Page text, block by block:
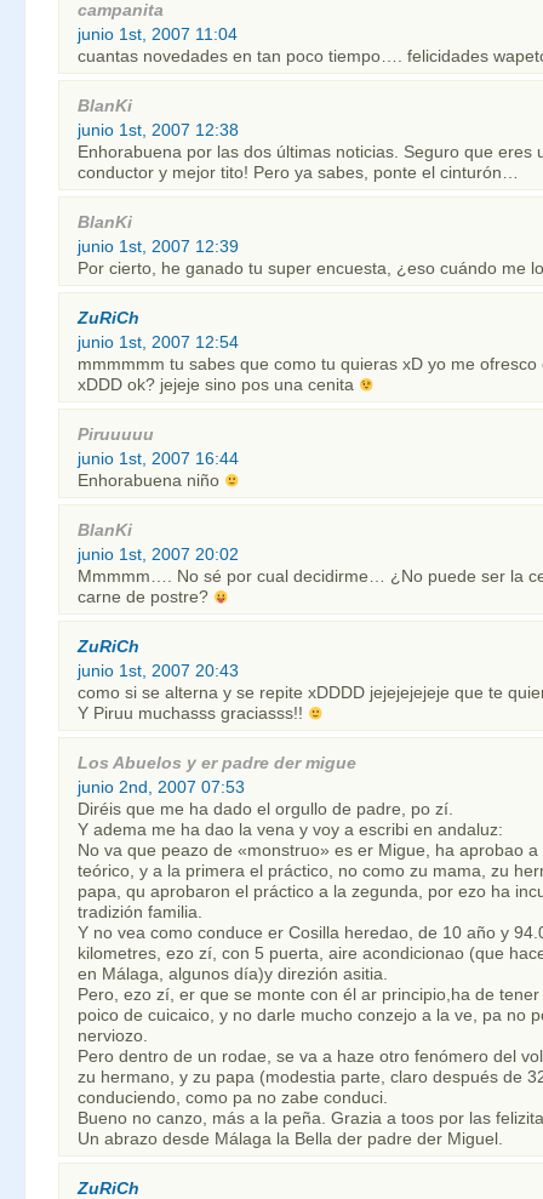
campanita
junio 1st, 2007 11:04
cuantas novedades en tan poco tiempo…. felicidades
BlanKi
junio 1st, 2007 12:38
Enhorabuena por las dos últimas noticias. Seguro que eres
conductor y mejor tito! Pero ya sabes, ponte el cinturón…
BlanKi
junio 1st, 2007 12:39
Por cierto, he ganado tu super encuesta, ¿eso cuándo me
ZuRiCh
junio 1st, 2007 12:54
mmmmmm tu sabes que como tu quieras xD yo me ofresco
xDDD ok? jejeje sino pos una cenita
Piruuuuu
junio 1st, 2007 16:44
Enhorabuena niño
BlanKi
junio 1st, 2007 20:02
Mmmmm…. No sé por cual decidirme… ¿No puede ser la
carne de postre?
ZuRiCh
junio 1st, 2007 20:43
como si se alterna y se repite xDDDD jejejejejeje que te
Y Piruu muchasss graciasss!!
Los Abuelos y er padre der migue
junio 2nd, 2007 07:53
Diréis que me ha dado el orgullo de padre, po zí.
Y adema me ha dao la vena y voy a escribi en andaluz:
No va que peazo de «monstruo» es er Migue, ha aprobao
teórico, y a la primera el práctico, no como zu mama, zu
papa, qu aprobaron el práctico a la zegunda, por ezo ha
tradizión familia.
Y no vea como conduce er Cosilla heredao, de 10 año y
kilometres, ezo zí, con 5 puerta, aire acondicionao (que
en Málaga, algunos día)y direzión asitia.
Pero, ezo zí, er que se monte con él ar principio,ha de
poico de cuicaico, y no darle mucho conzejo a la ve, pa no
nerviozo.
Pero dentro de un rodae, se va a haze otro fenómero del
zu hermano, y zu papa (modestia parte, claro después de
conduciendo, como pa no zabe conduci.
Bueno no canzo, más a la peña. Grazia a toos por las
Un abrazo desde Málaga la Bella der padre der Miguel.
ZuRiCh